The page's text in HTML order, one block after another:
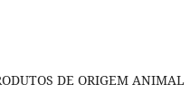
DE ORIGEM ANIMAL